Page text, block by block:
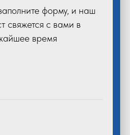
форму, и наш
свяжется с вами в
время